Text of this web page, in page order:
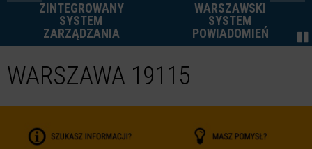
ZINTEGROWANY
SYSTEM
ZARZĄDZANIA
WARSZAWSKI
SYSTEM
POWIADOMIEŃ
WARSZAWA 19115